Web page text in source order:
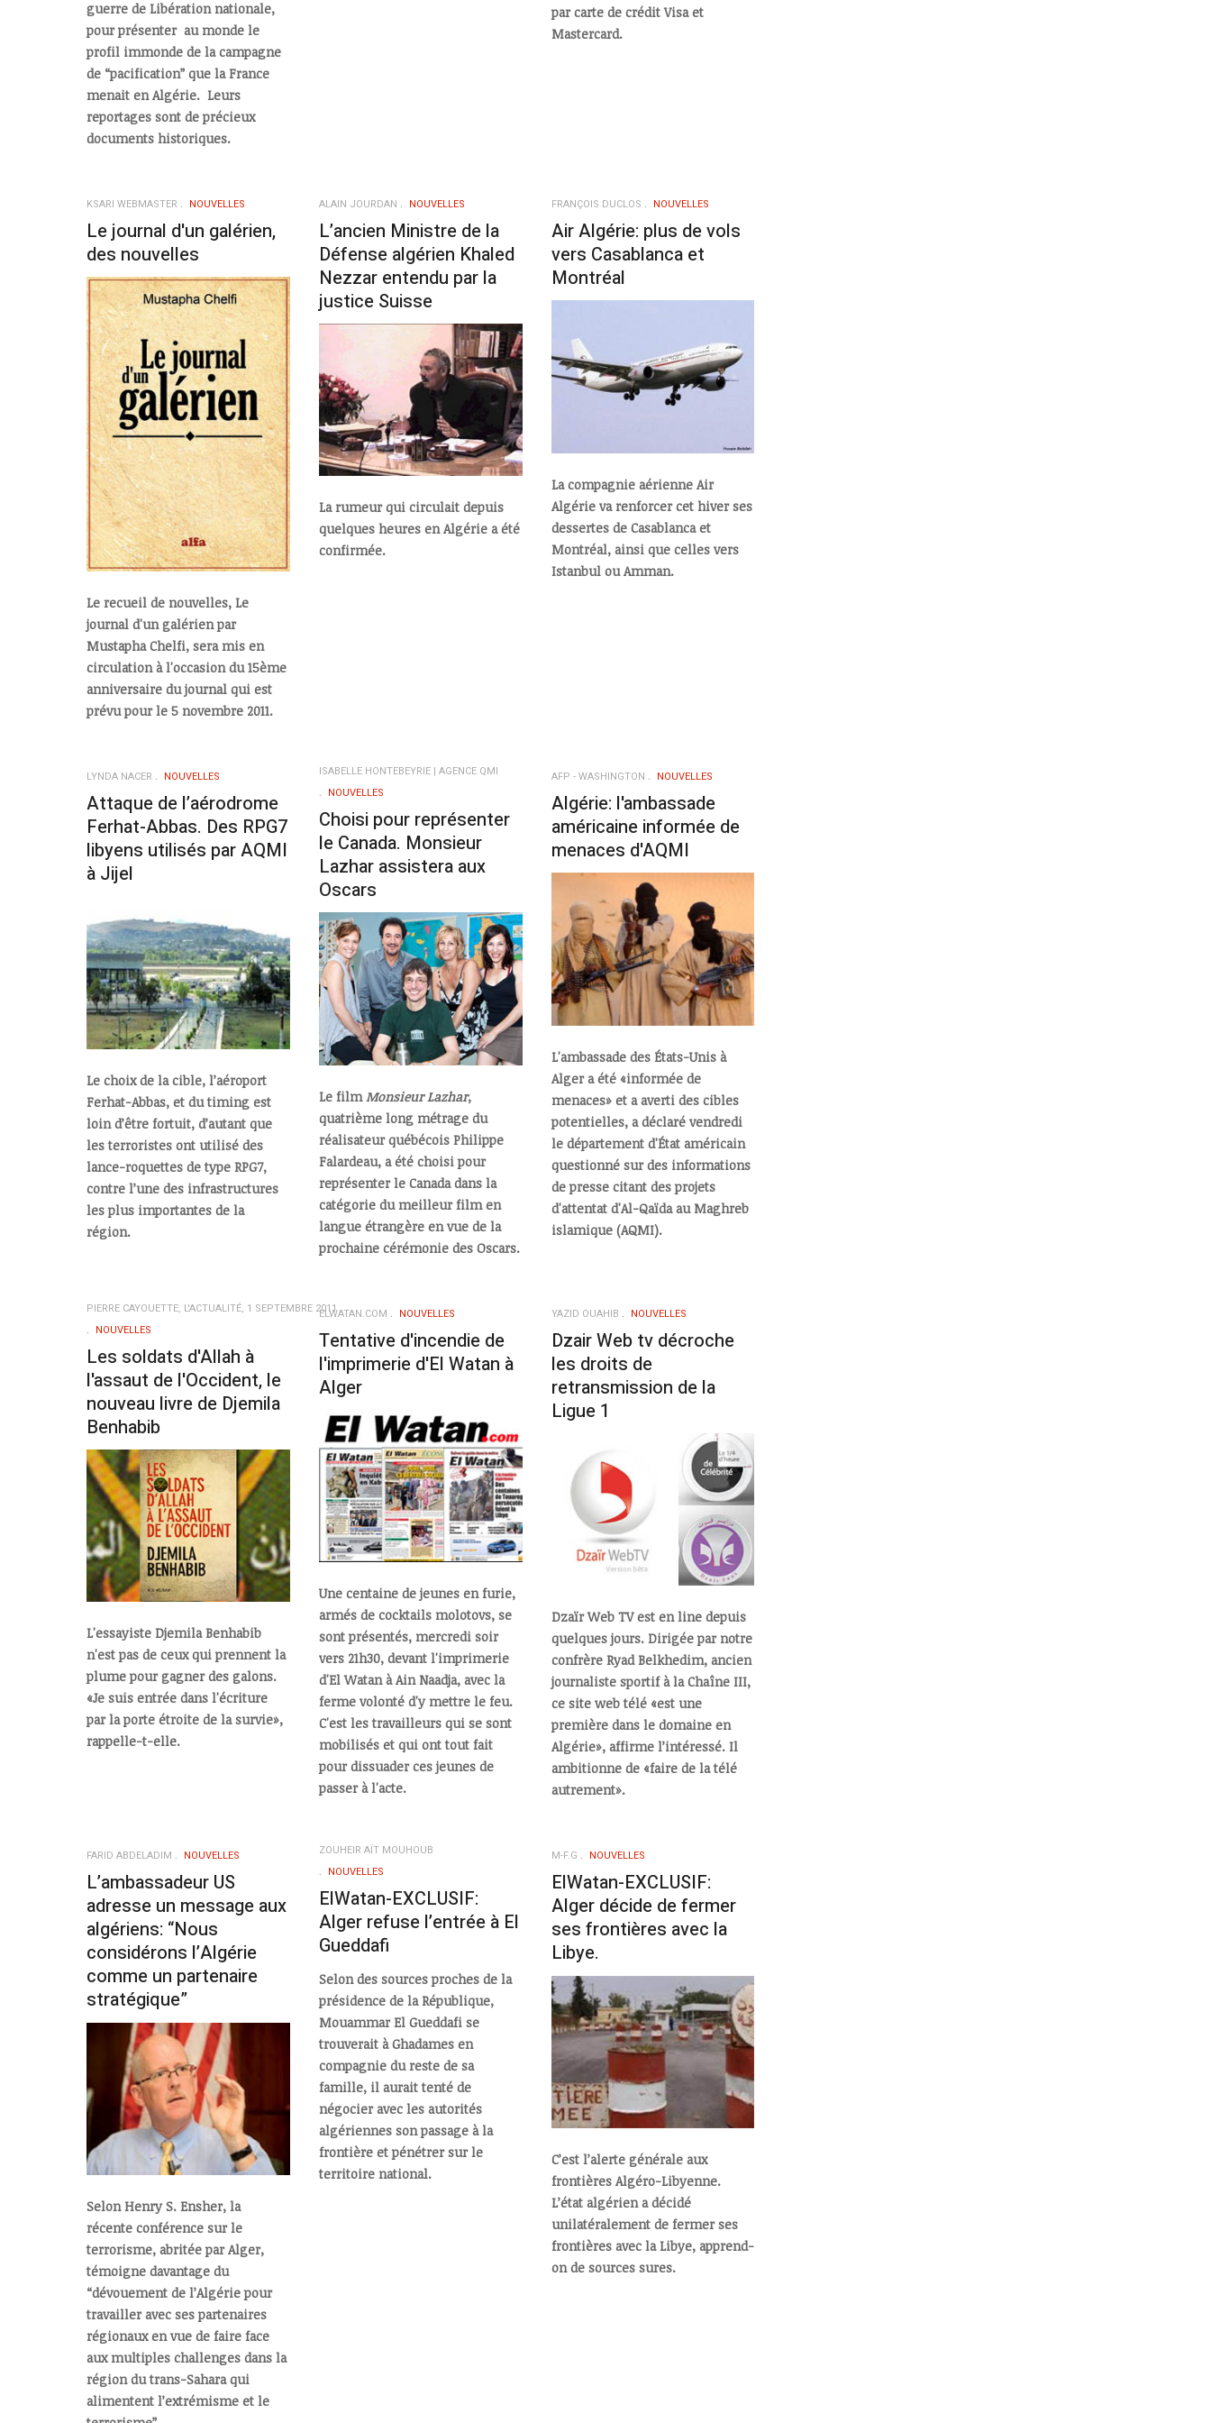
guerre de Libération nationale,
pour présenter au monde le
profil immonde de la campagne
de “pacification” que la France
menait en Algérie. Leurs
reportages sont de précieux
documents historiques.
par carte de crédit Visa et
Mastercard.
KSARI WEBMASTER NOUVELLES
Le journal d'un galérien,
des nouvelles
Le recueil de nouvelles, Le
journal d'un galérien par
Mustapha Chelfi, sera mis en
circulation à l'occasion du 15ème
anniversaire du journal qui est
prévu pour le 5 novembre 2011.
ALAIN JOURDAN NOUVELLES
L’ancien Ministre de la
Défense algérien Khaled
Nezzar entendu par la
justice Suisse
La rumeur qui circulait depuis
quelques heures en Algérie a été
confirmée.
FRANÇOIS DUCLOS NOUVELLES
Air Algérie: plus de vols
vers Casablanca et
Montréal
La compagnie aérienne Air
Algérie va renforcer cet hiver ses
dessertes de Casablanca et
Montréal, ainsi que celles vers
Istanbul ou Amman.
LYNDA NACER NOUVELLES
Attaque de l’aérodrome
Ferhat-Abbas. Des RPG7
libyens utilisés par AQMI
à Jijel
Le choix de la cible, l’aéroport
Ferhat-Abbas, et du timing est
loin d’être fortuit, d’autant que
les terroristes ont utilisé des
lance-roquettes de type RPG7,
contre l’une des infrastructures
les plus importantes de la
région.
ISABELLE HONTEBEYRIE | AGENCE QMI
NOUVELLES
Choisi pour représenter
le Canada. Monsieur
Lazhar assistera aux
Oscars
Le film Monsieur Lazhar,
quatrième long métrage du
réalisateur québécois Philippe
Falardeau, a été choisi pour
représenter le Canada dans la
catégorie du meilleur film en
langue étrangère en vue de la
prochaine cérémonie des Oscars.
AFP - WASHINGTON NOUVELLES
Algérie: l'ambassade
américaine informée de
menaces d'AQMI
L'ambassade des États-Unis à
Alger a été «informée de
menaces» et a averti des cibles
potentielles, a déclaré vendredi
le département d'État américain
questionné sur des informations
de presse citant des projets
d'attentat d'Al-Qaïda au Maghreb
islamique (AQMI).
PIERRE CAYOUETTE, L'ACTUALITÉ, 1 SEPTEMBRE 2011
NOUVELLES
Les soldats d'Allah à
l'assaut de l'Occident, le
nouveau livre de Djemila
Benhabib
L'essayiste Djemila Benhabib
n'est pas de ceux qui prennent la
plume pour gagner des galons.
«Je suis entrée dans l'écriture
par la porte étroite de la survie»,
rappelle-t-elle.
ELWATAN.COM NOUVELLES
Tentative d'incendie de
l'imprimerie d'El Watan à
Alger
Une centaine de jeunes en furie,
armés de cocktails molotovs, se
sont présentés, mercredi soir
vers 21h30, devant l'imprimerie
d'El Watan à Ain Naadja, avec la
ferme volonté d'y mettre le feu.
C'est les travailleurs qui se sont
mobilisés et qui ont tout fait
pour dissuader ces jeunes de
passer à l'acte.
YAZID OUAHIB NOUVELLES
Dzair Web tv décroche
les droits de
retransmission de la
Ligue 1
Dzaïr Web TV est en line depuis
quelques jours. Dirigée par notre
confrère Ryad Belkhedim, ancien
journaliste sportif à la Chaîne III,
ce site web télé «est une
première dans le domaine en
Algérie», affirme l’intéressé. Il
ambitionne de «faire de la télé
autrement».
FARID ABDELADIM NOUVELLES
L’ambassadeur US
adresse un message aux
algériens: “Nous
considérons l’Algérie
comme un partenaire
stratégique”
Selon Henry S. Ensher, la
récente conférence sur le
terrorisme, abritée par Alger,
témoigne davantage du
“dévouement de l’Algérie pour
travailler avec ses partenaires
régionaux en vue de faire face
aux multiples challenges dans la
région du trans-Sahara qui
alimentent l’extrémisme et le
ZOUHEIR AÏT MOUHOUB
NOUVELLES
ElWatan-EXCLUSIF:
Alger refuse l’entrée à El
Gueddafi
Selon des sources proches de la
présidence de la République,
Mouammar El Gueddafi se
trouverait à Ghadames en
compagnie du reste de sa
famille, il aurait tenté de
négocier avec les autorités
algériennes son passage à la
frontière et pénétrer sur le
territoire national.
M-F.G NOUVELLES
ElWatan-EXCLUSIF:
Alger décide de fermer
ses frontières avec la
Libye.
C’est l’alerte générale aux
frontières Algéro-Libyenne.
L’état algérien a décidé
unilatéralement de fermer ses
frontières avec la Libye, apprend-
on de sources sures.